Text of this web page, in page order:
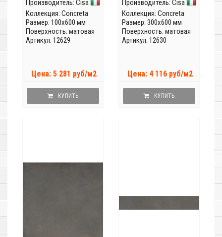
Производитель: Cisa
Коллекция: Concreta
Размер: 100x600 мм
Поверхность: матовая
Артикул: 12629
Цена: 5 281 руб/м2
КУПИТЬ
Производитель: Cisa
Коллекция: Concreta
Размер: 300x600 мм
Поверхность: матовая
Артикул: 12630
Цена: 4 116 руб/м2
КУПИТЬ